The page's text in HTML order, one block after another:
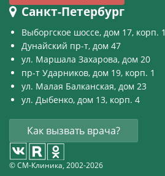
Санкт-Петербург
Выборгское шоссе, дом 17, корп. 1
Дунайский пр-т, дом 47
ул. Маршала Захарова, дом 20
пр-т Ударников, дом 19, корп. 1
ул. Малая Балканская, дом 23
ул. Дыбенко, дом 13, корп. 4
Как вызвать врача?
© СМ-Клиника, 2002-2026